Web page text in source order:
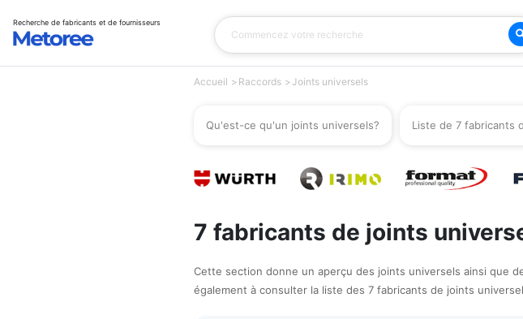
Recherche de fabricants et de fournisseurs
Accueil Raccords Joints universels
Qu'est-ce qu'un joints universels? Liste de 7 fabricants
7 fabricants de joints
Cette section donne un aperçu des joints universels ainsi que
également à consulter la liste des 7 fabricants de joints